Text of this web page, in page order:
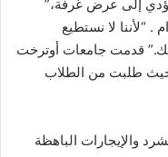
يؤدي إلى عرض غرفة،”
“لأننا لا نستطيع
قدمت جامعات أوترخت
طلبت من الطلاب
والإيجارات الباهظة